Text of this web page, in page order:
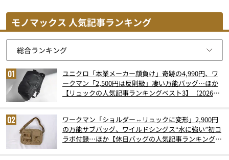
モノマックス 人気記事ランキング
ユニクロ「本業メーカー顔負け」奇跡の4,990円、ワ
ークマン「2,500円は反則級」凄い万能バッグ…ほか
【リュックの人気記事ランキングベスト3】（2026年
ワークマン「ショルダー⇔リュックに変形」2,900円
の万能サブバッグ、ワイルドシングス“水に強い”初コ
ラボ付録…ほか【休日バッグの人気記事ランキングベ